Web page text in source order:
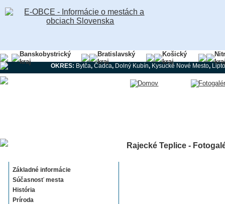
Banskobystrický
kraj
Bratislavský
kraj
Košický
kraj
OKRES: Bytča, Čadca, Dolný Kubín, Kysucké Nové Mesto,
Základné informácie
Súčasnosť mesta
História
Príroda
Rajecké Teplice -